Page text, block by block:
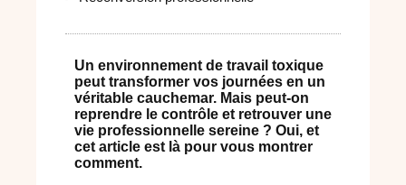
Un environnement de travail toxique
peut transformer vos journées en un
véritable cauchemar. Mais peut-on
reprendre le contrôle et retrouver une
vie professionnelle sereine ? Oui, et
cet article est là pour vous montrer
comment.